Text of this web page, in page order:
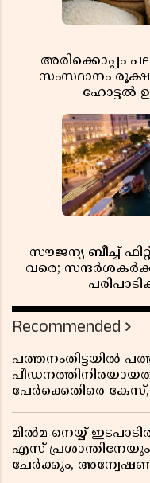
അരിക്കൊപ്പം
സംസ്ഥാനം
ഹോട്ടൽ
സൗജന്യ ബീച്ച്
വരെ;
Recommended
പത്തനംതിട്ടയിൽ
പേർക്കെതിരെ
മിൽമ നെയ്യ്
എസ്
ചേർക്കും,